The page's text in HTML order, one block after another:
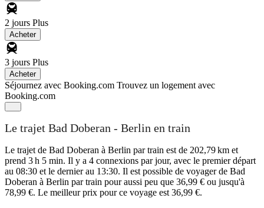
2 jours Plus
Acheter
3 jours Plus
Acheter
Séjournez avec Booking.com Trouvez un logement avec
Booking.com
Le trajet Bad Doberan - Berlin en train
Le trajet de Bad Doberan à Berlin par train est de 202,79 km et
prend 3 h 5 min. Il y a 4 connexions par jour, avec le premier départ
au 08:30 et le dernier au 13:30. Il est possible de voyager de Bad
Doberan à Berlin par train pour aussi peu que 36,99 € ou jusqu'à
78,99 €. Le meilleur prix pour ce voyage est 36,99 €.